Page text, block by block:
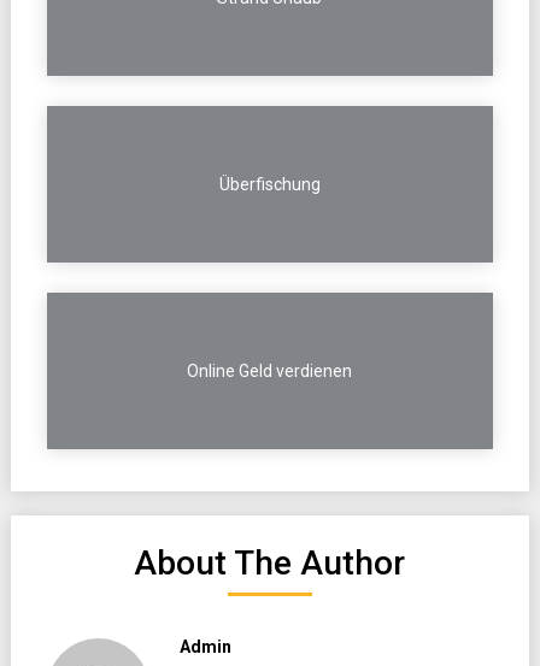
Überfischung
Online Geld verdienen
About The Author
Admin